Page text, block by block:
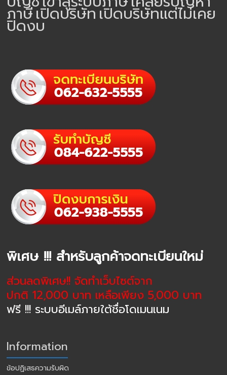
ภาษีเปิดบริษัทเปิดบริษัทแต่ไม่เคย
ปิดงบ
พิเศษ !!! สำหรับลูกค้าจดทะเบียนใหม่
ส่วนลดพิเศษ!! จัดทำเว็บไซต์จาก
ปกติ 12,000 บาท เหลือเพียง 5,000 บาท
ฟรี !!! ระบบอีเมล์ภายใต้ชื่อโดเมนเนม
Information
ข้อปฏิเสธความรับผิด